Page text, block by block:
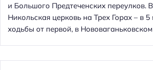
и Большого Предтеченских переулков.
Никольская церковь на Трех Горах – в 5
ходьбы от первой, в
Н
т